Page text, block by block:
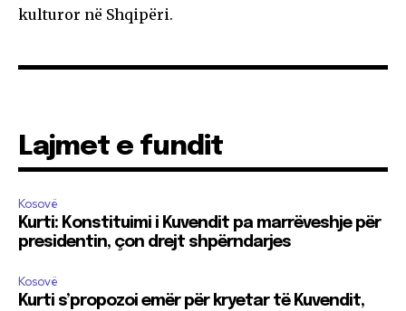
kulturor në Shqipëri.
Lajmet e fundit
Kosovë
Kurti: Konstituimi i Kuvendit pa marrëveshje për
presidentin, çon drejt shpërndarjes
Kosovë
Kurti s’propozoi emër për kryetar të Kuvendit,